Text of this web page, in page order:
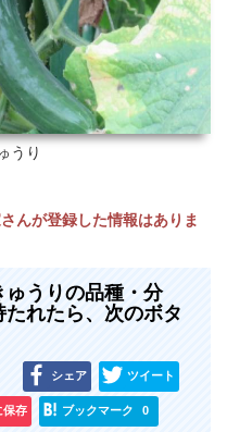
うり
んが登録した情報はありま
ゅうりの品種・分
れたら、次のボタ
シェア ツイート
保存 ブックマーク 0